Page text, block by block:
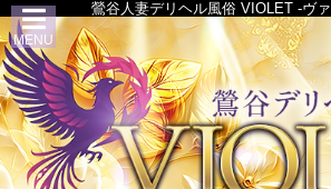
鶯谷人妻デリヘル風俗 VIOLET -ヴ
MENU